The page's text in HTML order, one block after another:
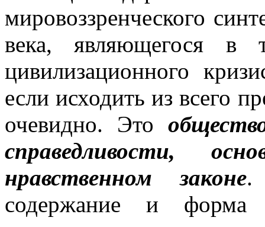
мировоззренческого
века, являющегося
цивилизационного
если исходить из всего
очевидно. Это
справедливости,
нравственном законе.
содержание и форма